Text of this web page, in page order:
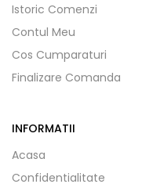
Istoric Comenzi
Contul Meu
Cos Cumparaturi
Finalizare Comanda
INFORMATII
Acasa
Confidentialitate